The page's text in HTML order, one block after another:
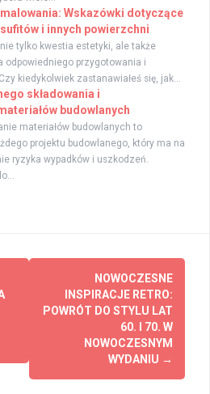
Wskazówki dotyczące
i innych powierzchni
tylko kwestia estetyki, ale także
odpowiedniego przygotowania i
kiedykolwiek zastanawiałeś się, jak...
składowania i
budowlanych
materiałów budowlanych to
projektu budowlanego, który ma na
ryzyka wypadków i uszkodzeń.
NOWOCZESNE
INSPIRACJE RETRO:
POWRÓT DO STYLU LAT
60. I 70. W
NOWOCZESNYM
WYDANIU →